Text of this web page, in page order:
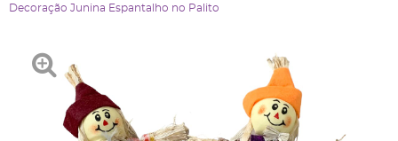
Decoração Junina Espantalho no Palito